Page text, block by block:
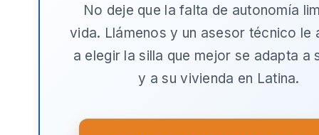
No deje que la falta de autonomía
vida. Llámenos y un asesor técnico le
a elegir la silla que mejor se adapta a
y a su vivienda en Latina.